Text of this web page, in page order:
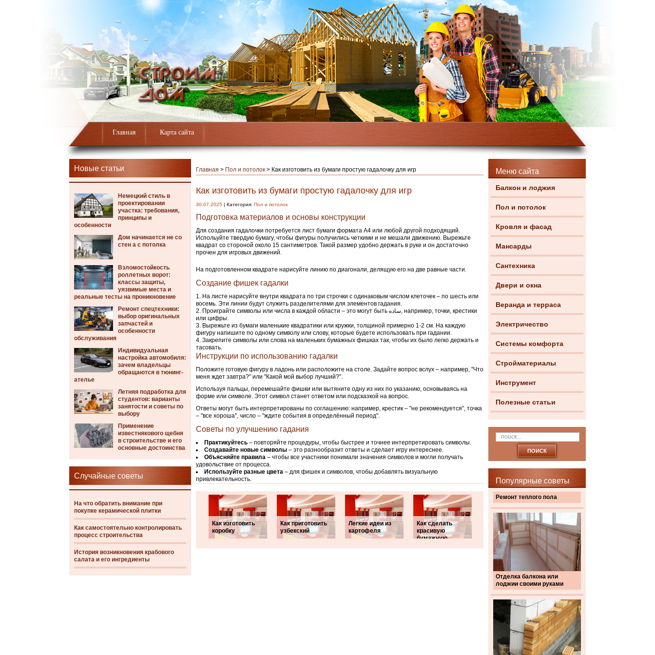
Главная Карта сайта
Новые статьи
Немецкий стиль в
проектировании
участка: требования,
принципы и
особенности
Дом начинается не со
стен а с потолка
Взломостойкость
роллетных ворот:
классы защиты,
уязвимые места и
реальные тесты на проникновение
Ремонт спецтехники:
выбор оригинальных
запчастей и
особенности
обслуживания
Индивидуальная
настройка автомобиля:
зачем владельцы
обращаются в тюнинг-
ателье
Летняя подработка для
студентов: варианты
занятости и советы по
выбору
Применение
известнякового щебня
в строительстве и его
основные достоинства
Случайные советы
На что обратить внимание при
покупке керамической плитки
Как самостоятельно контролировать
процесс строительства
История возникновения крабового
салата и его ингредиенты
Меню сайта
Балкон и лоджия
Пол и потолок
Кровля и фасад
Мансарды
Сантехника
Двери и окна
Веранда и терраса
Электричество
Системы комфорта
Стройматериалы
Инструмент
Полезные статьи
Популярные советы
Ремонт теплого пола
Отделка балкона или
лоджии своими руками
Главная > Пол и потолок > Как изготовить из бумаги простую гадалочку для игр
Как изготовить из бумаги простую гадалочку для игр
30.07.2025 | Категория: Пол и потолок
Подготовка материалов и основы конструкции
Для создания гадалочки потребуется лист бумаги формата А4 или любой другой подходящий.
Испольуйте твердую бумагу, чтобы фигуры получились четкими и не мешали движению. Вырежьте
квадрат со стороной около 15 сантиметров. Такой размер удобно держать в руке и он достаточно
прочен для игровых движений.
На подготовленном квадрате нарисуйте линию по диагонали, делящую его на две равные части.
Создание фишек гадалки
На листе нарисуйте внутри квадрата по три строчки с одинаковым числом клеточек – по шесть или
восемь. Эти линии будут служить разделителями для элементов гадания.
Проиграйте символы или числа в каждой области – это могут быть ساده, например, точки, крестики
или цифры.
Вырежьте из бумаги маленькие квадратики или кружки, толщиной примерно 1-2 см. На каждую
фигуру напишите по одному символу или слову, которые будете использовать при гадании.
Закрепите символы или слова на маленьких бумажных фишках так, чтобы их было легко держать и
тасовать.
Инструкции по использованию гадалки
Положите готовую фигуру в ладонь или расположите на столе. Задайте вопрос вслух – например, "Что
меня ждет завтра?" или "Какой мой выбор лучший?".
Используя пальцы, перемешайте фишки или вытяните одну из них по указанию, основываясь на
форме или символе. Этот символ станет ответом или подсказкой на вопрос.
Ответы могут быть интерпретированы по соглашению: например, крестик – "не рекомендуется", точка
– "все хороша", число – "ждите события в определённый период".
Советы по улучшению гадания
Практикуйтесь – повторяйте процедуры, чтобы быстрее и точнее интерпретировать символы.
Создавайте новые символы – это разнообразит ответы и сделает игру интереснее.
Объясняйте правила – чтобы все участники понимали значения символов и могли получать
удовольствие от процесса.
Используйте разные цвета – для фишек и символов, чтобы добавлять визуальную
привлекательность.
Как изготовить
коробку
Как приготовить
узбекский
Легкие идеи из
картофеля
Как сделать
красивую
бумажную